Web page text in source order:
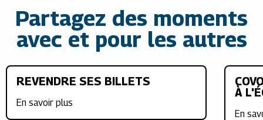
Partagez des moments
avec et pour les autres
REVENDRE SES BILLETS
En savoir plus
À
En